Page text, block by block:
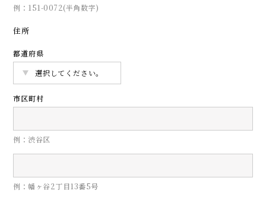
例：151-0072(半角数字)
住所
都道府県
市区町村
例：渋谷区
例：幡ヶ谷2丁目13番5号